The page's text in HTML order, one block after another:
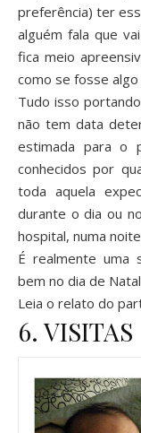
preferência) ter
alguém fala que
fica meio
como se fosse
Tudo isso
não tem data
estimada para o
conhecidos por
toda aquela
durante o dia ou
hospital, numa
É realmente uma
bem no dia de
Leia o relato do
6. VISITAS